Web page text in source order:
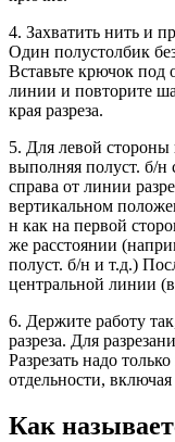
4. Захватить нить и
Один полустолбик
Вставьте крючок под
линии и повторите
края разреза.
5. Для левой стороны
выполняя полуст. б/н
справа от линии
вертикальном
н как на первой
же расстоянии
полуст. б/н и т.д.)
центральной линии
6. Держите работу
разреза. Для
Разрезать надо
отдельности,
Как